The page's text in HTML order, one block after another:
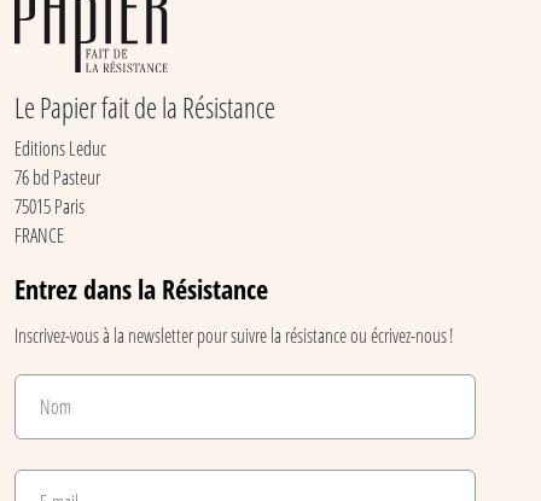
Le Papier fait de la Résistance
Editions Leduc
76 bd Pasteur
75015 Paris
FRANCE
Entrez dans la Résistance
Inscrivez-vous à la newsletter pour suivre la résistance ou écrivez-nous !